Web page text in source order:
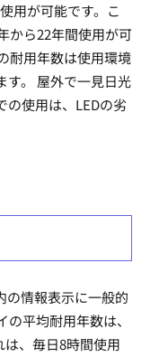
用が可能です。こ
から22年間使用が可
耐用年数は使用環境
す。 屋外で一見日光
の使用は、LEDの劣
の情報表示に一般的
平均耐用年数は、
は、毎日8時間使用